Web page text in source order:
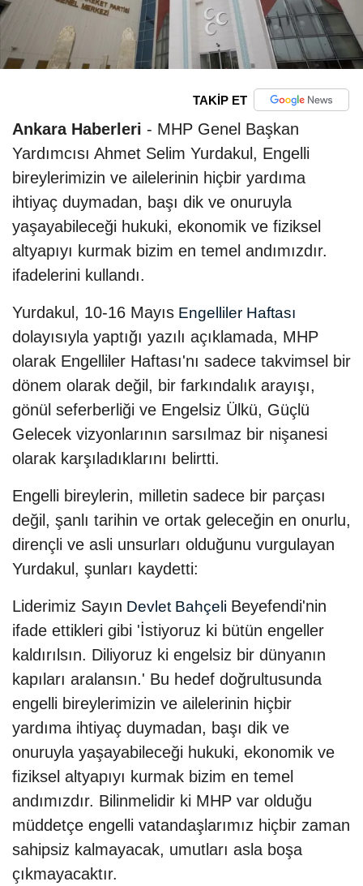
TAKİP ET
Ankara Haberleri - MHP Genel Başkan
Yardımcısı Ahmet Selim Yurdakul, Engelli
bireylerimizin ve ailelerinin hiçbir yardıma
ihtiyaç duymadan, başı dik ve onuruyla
yaşayabileceği hukuki, ekonomik ve fiziksel
altyapıyı kurmak bizim en temel andımızdır.
ifadelerini kullandı.
Yurdakul, 10-16 Mayıs Engelliler Haftası
dolayısıyla yaptığı yazılı açıklamada, MHP
olarak Engelliler Haftası'nı sadece takvimsel bir
dönem olarak değil, bir farkındalık arayışı,
gönül seferberliği ve Engelsiz Ülkü, Güçlü
Gelecek vizyonlarının sarsılmaz bir nişanesi
olarak karşıladıklarını belirtti.
Engelli bireylerin, milletin sadece bir parçası
değil, şanlı tarihin ve ortak geleceğin en onurlu,
dirençli ve asli unsurları olduğunu vurgulayan
Yurdakul, şunları kaydetti:
Liderimiz Sayın Devlet Bahçeli Beyefendi'nin
ifade ettikleri gibi 'İstiyoruz ki bütün engeller
kaldırılsın. Diliyoruz ki engelsiz bir dünyanın
kapıları aralansın.' Bu hedef doğrultusunda
engelli bireylerimizin ve ailelerinin hiçbir
yardıma ihtiyaç duymadan, başı dik ve
onuruyla yaşayabileceği hukuki, ekonomik ve
fiziksel altyapıyı kurmak bizim en temel
andımızdır. Bilinmelidir ki MHP var olduğu
müddetçe engelli vatandaşlarımız hiçbir zaman
sahipsiz kalmayacak, umutları asla boşa
çıkmayacaktır.